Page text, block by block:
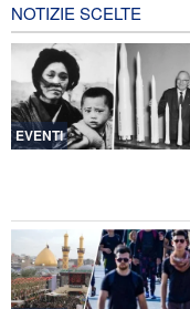
Lesioni traumatiche al
negli attacchi dell’Iran
La risposta di Ghalibaf a
un fallimento
Ibn al-Reza: La
Gharibabadi: L'intesa
riapertura dello Stretto
NOTIZIE SCELTE
EVENTI